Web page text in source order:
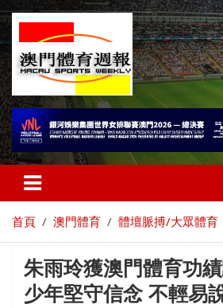
首頁 澳門體育 體壇脈搏/大眾體育
朱雨玲獲澳門體育功
少年堅守信念 不輕易